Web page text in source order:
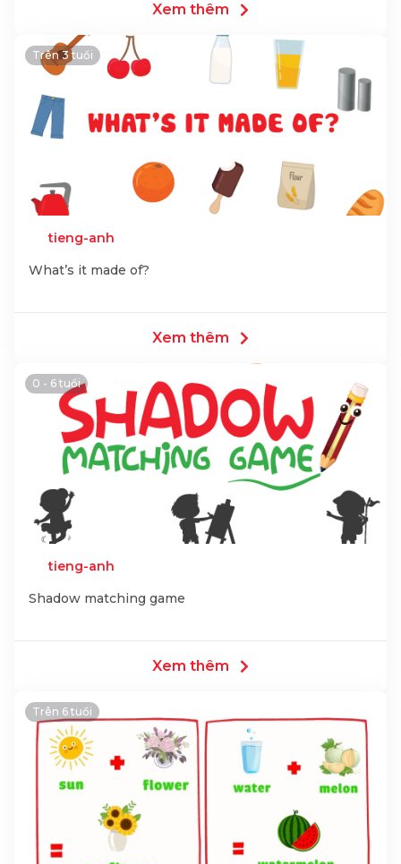
Xem thêm
Trên 3 tuổi
tieng-anh
What’s it made of?
Xem thêm
0 - 6 tuổi
tieng-anh
Shadow matching game
Xem thêm
Trên 6 tuổi